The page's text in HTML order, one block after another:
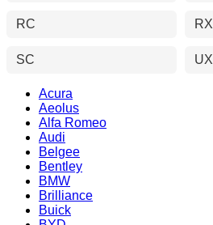
RC RX
SC UX
Acura
Aeolus
Alfa Romeo
Audi
Belgee
Bentley
BMW
Brilliance
Buick